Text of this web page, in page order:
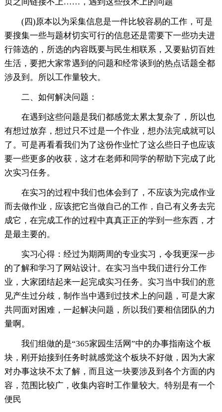
(四)原本以为采集信息是一件比较容易的工作，可是
要搜集一些与题材切实可行的信息还是需要下一些功夫进
行筛选的，所选的内容既要与民生相联系，又要贴切百姓
生活，要把大家常遇到的问题和经常谈到的热点话题全都
涉及到。所以工作量较大。
二、如何解决问题：
在遇到这些问题是我们都感觉太累太复杂了，所以也
有想过放弃，想过只不过是一个作业，想办法完成就可以
了。可是再看看我们为了这份作业忙了这么些日子也应该
要一些更多的收获，这才在老师和同学的帮助下完成了此
次实习任务。
在实习的过程中我们也体会到了，不应该为完成作业
而去做作业，应该把它当做自己的工作，自己有义务去完
成它，在完成工作的过程中真真正正的学到一些东西，才
是最主要的。
实习心得：经过为期两周的专业实习，令我更深一步
的了解和学习了网站设计。在实习当中我们进行分工作
业，大家团结起来一起完成实习任务。实习当中我们的意
见产生过分歧，制作当中遇到过技术上的问题，可是大家
共同面对困难，一起解决问题，所以我们要相信团队的力
量啊。
我们组做的是“365家园生活网”中的办事指南这个板
块，刚开始接到任务时就感觉这个板块不好做，因为大家
对办事这块不太了解，而且这一块要涉及到各个方面的内
容，范围比较广，收集内容时工作量较大。特别是有一个
便民